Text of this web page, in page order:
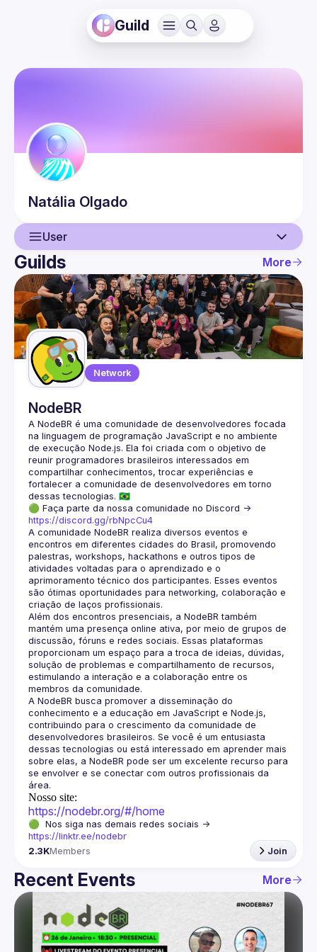
Guild
Natália Olgado
User
User
Events
Guilds
Guilds More
Network
NodeBR
A NodeBR é uma comunidade de desenvolvedores focada
na linguagem de programação JavaScript e no ambiente
de execução Node.js. Ela foi criada com o objetivo de
reunir programadores brasileiros interessados em
compartilhar conhecimentos, trocar experiências e
fortalecer a comunidade de desenvolvedores em torno
🟢 Faça parte da nossa comunidade no Discord ->
https://discord.gg/rbNpcCu4
A comunidade NodeBR realiza diversos eventos e
encontros em diferentes cidades do Brasil, promovendo
palestras, workshops, hackathons e outros tipos de
atividades voltadas para o aprendizado e o
aprimoramento técnico dos participantes. Esses eventos
são ótimas oportunidades para networking, colaboração e
Além dos encontros presenciais, a NodeBR também
mantém uma presença online ativa, por meio de grupos de
discussão, fóruns e redes sociais. Essas plataformas
proporcionam um espaço para a troca de ideias, dúvidas,
solução de problemas e compartilhamento de recursos,
estimulando a interação e a colaboração entre os
A NodeBR busca promover a disseminação do
conhecimento e a educação em JavaScript e Node.js,
contribuindo para o crescimento da comunidade de
desenvolvedores brasileiros. Se você é um entusiasta
dessas tecnologias ou está interessado em aprender mais
sobre elas, a NodeBR pode ser um excelente recurso para
se envolver e se conectar com outros profissionais da
Nosso site:
https://nodebr.org/#/home
https://linktr.ee/nodebr
2.3KMembers Join
Recent Events More